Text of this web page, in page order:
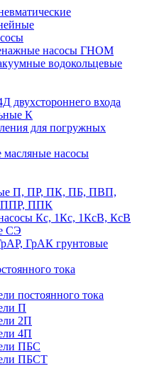
насосы ГНОМ
водокольцевые
двухстороннего входа
К
для погружных
масляные насосы
П, ПР, ПК, ПБ, ПВП,
ППК
Кс, 1Кс, 1КсВ, КсВ
СЭ
ГрАК грунтовые
тока
постоянного тока
П
2П
4П
ПБС
ПБСТ